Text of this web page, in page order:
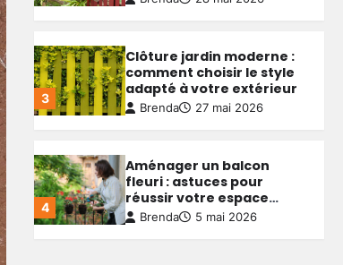
4
Aménager un balcon
fleuri : astuces pour
réussir votre espace
extérieur
Brenda 5 mai 2026
5
Créer une allée de jardin
économique : astuces
pour allier budget serré et
qualité durable
Brenda 4 mai 2026